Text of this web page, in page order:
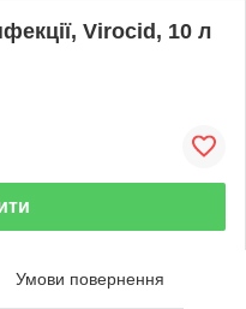
Virocid, 10 л
Умови повернення